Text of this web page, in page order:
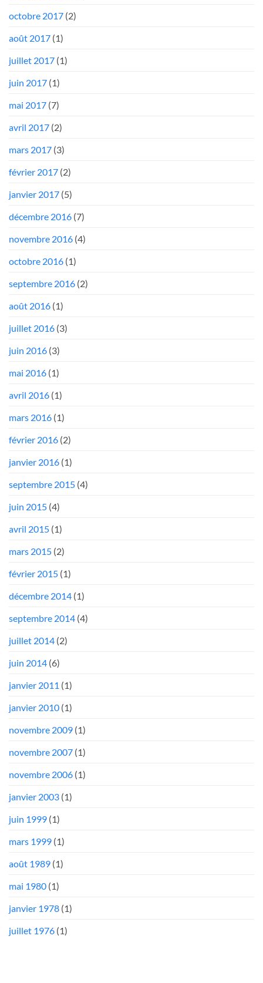
octobre 2017 (2)
août 2017 (1)
juillet 2017 (1)
juin 2017 (1)
mai 2017 (7)
avril 2017 (2)
mars 2017 (3)
février 2017 (2)
janvier 2017 (5)
décembre 2016 (7)
novembre 2016 (4)
octobre 2016 (1)
septembre 2016 (2)
août 2016 (1)
juillet 2016 (3)
juin 2016 (3)
mai 2016 (1)
avril 2016 (1)
mars 2016 (1)
février 2016 (2)
janvier 2016 (1)
septembre 2015 (4)
juin 2015 (4)
avril 2015 (1)
mars 2015 (2)
février 2015 (1)
décembre 2014 (1)
septembre 2014 (4)
juillet 2014 (2)
juin 2014 (6)
janvier 2011 (1)
janvier 2010 (1)
novembre 2009 (1)
novembre 2007 (1)
novembre 2006 (1)
janvier 2003 (1)
juin 1999 (1)
mars 1999 (1)
août 1989 (1)
mai 1980 (1)
janvier 1978 (1)
juillet 1976 (1)